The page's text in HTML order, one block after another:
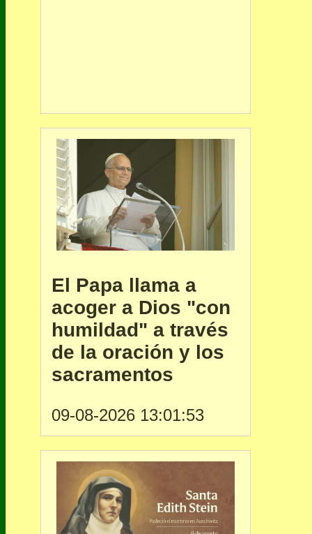
El Papa llama a
acoger a Dios "con
humildad" a través
de la oración y los
sacramentos
09-08-2026 13:01:53